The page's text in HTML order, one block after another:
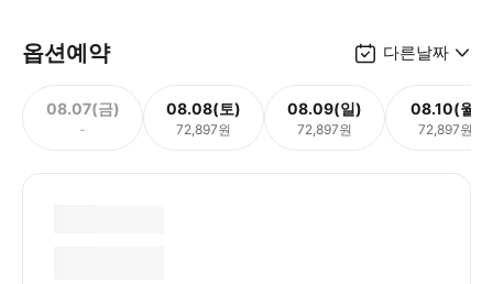
옵션예약 다른날짜
08.07(금)
-
08.08(토)
72,897원
08.09(일)
72,897원
08.10(월)
72,897원